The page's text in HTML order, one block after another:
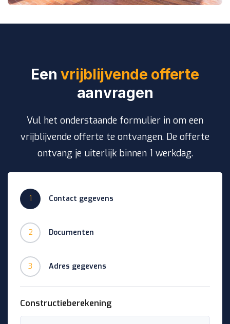
Eenvrijblijvende offerte
aanvragen
Vul het onderstaande formulier in om een
vrijblijvende offerte te ontvangen. De offerte
ontvang je uiterlijk binnen 1 werkdag.
1 Contact gegevens
2 Documenten
3 Adres gegevens
Constructieberekening